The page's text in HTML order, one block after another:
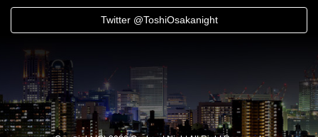
Twitter @ToshiOsakanight